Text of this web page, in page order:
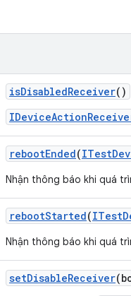
isDisabledReceiver()
rebootEnded(ITest
Nhận thông báo khi quá
rebootStarted(ITest
Nhận thông báo khi quá
setDisableReceiver